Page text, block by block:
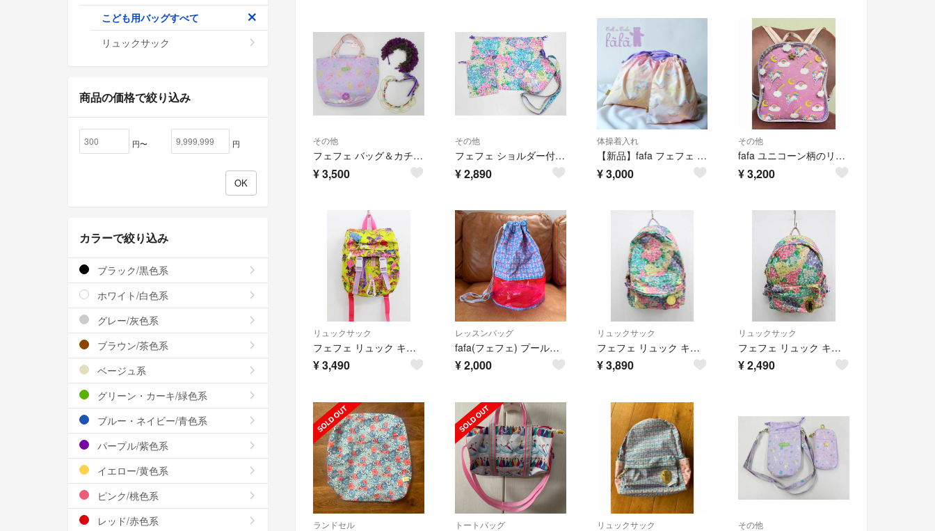
その他
フェフェ バッグ＆カチューシャ＆ネックレスセット キッズ 女児 紫系【中古】【ネット限定】【新入荷!】▽
¥3,500
その他
フェフェ ショルダー付きボトルホルダー＆巾着2点セット キッズ 女児 マルチカラー【中古】【ネット限定】【新入荷!】▽
¥2,890
体操着入れ
【新品】fafa フェフェ 巾着袋 2点セット ユニコーン柄 給食袋 体操着袋
¥3,000
その他
fafa ユニコーン柄のリュック
¥3,200
リュックサック
フェフェ リュック キッズ 女児 黄緑×ピンク系【中古】【新入荷!】▽
¥3,490
レッスンバッグ
fafa(フェフェ) プールバッグ
¥2,000
リュックサック
フェフェ リュック キッズ 女児 マルチカラー【中古】■
¥3,890
リュックサック
フェフェ リュック キッズ 女児 マルチカラー【中古】■
¥2,490
ランドセル トートバッグ リュックサック その他
こども用バッグすべて
リュックサック
商品の価格で絞り込み
円〜 円
カラーで絞り込み
ブラック/黒色系
ホワイト/白色系
グレー/灰色系
ブラウン/茶色系
ベージュ系
グリーン・カーキ/緑色系
ブルー・ネイビー/青色系
パープル/紫色系
イエロー/黄色系
ピンク/桃色系
レッド/赤色系